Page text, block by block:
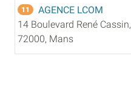
11
AGENCE LCOM
14 Boulevard René Cassin,
72000, Mans